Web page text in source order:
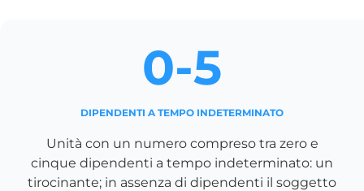
0-5
DIPENDENTI A TEMPO INDETERMINATO
Unità con un numero compreso tra zero e
cinque dipendenti a tempo indeterminato: un
tirocinante; in assenza di dipendenti il soggetto